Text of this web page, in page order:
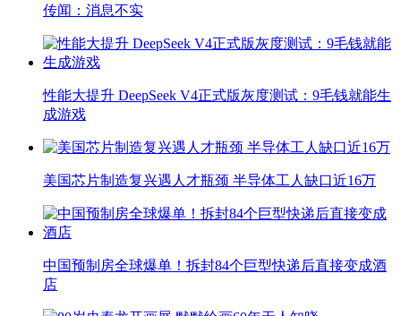
传闻：消息不实
性能大提升 DeepSeek V4正式版灰度测试：9毛钱就能生
成游戏
美国芯片制造复兴遇人才瓶颈 半导体工人缺口近16万
中国预制房全球爆单！拆封84个巨型快递后直接变成酒
店